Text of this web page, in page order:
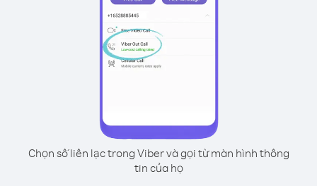
Chọn số liên lạc trong Viber và gọi từ màn hình thông
tin của họ